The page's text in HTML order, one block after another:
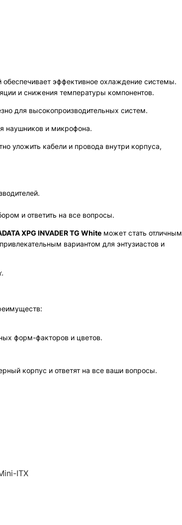
эффективное охлаждение системы.
и снижения температуры компонентов.
для высокопроизводительных систем.
наушников и микрофона.
уложить кабели и провода внутри корпуса,
и ответить на все вопросы.
XPG INVADER TG White может стать отличным
вариантом для энтузиастов и
форм-факторов и цветов.
корпус и ответят на все ваши вопросы.
ITX